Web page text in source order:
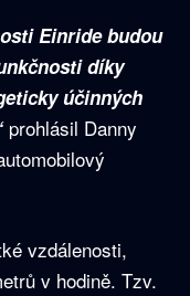
Einride budou
díky
účinných
prohlásil Danny
vzdálenosti,
v hodině. Tzv.